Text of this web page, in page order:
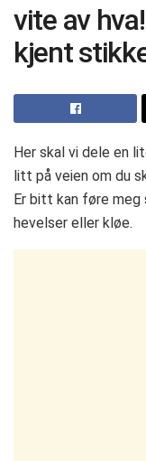
vite av
kjent
Her skal vi dele en
litt på veien om du
Er bitt kan føre
hevelser eller kløe.